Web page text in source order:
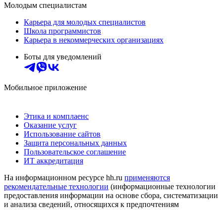
Молодым специалистам
Карьера для молодых специалистов
Школа программистов
Карьера в некоммерческих организациях
Боты для уведомлений
Мобильное приложение
Этика и комплаенс
Оказание услуг
Использование сайтов
Защита персональных данных
Пользовательское соглашение
ИТ аккредитация
На информационном ресурсе hh.ru применяются
рекомендательные технологии (информационные технологии
предоставления информации на основе сбора, систематизации
и анализа сведений, относящихся к предпочтениям